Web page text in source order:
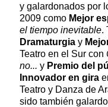
y galardonados por
2009 como Mejor
el tiempo inevitable.
Dramaturgia y
Teatro en el Sur con
no... y Premio del
Innovador en gira
Teatro y Danza de
sido también